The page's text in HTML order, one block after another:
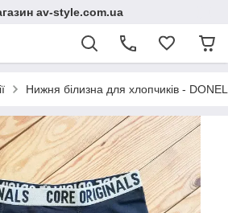
av-style.com.ua
Нижня білизна для хлопчиків -